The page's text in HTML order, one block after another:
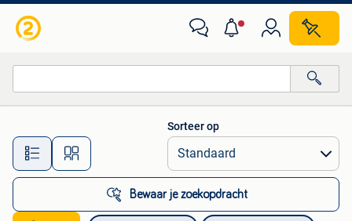
Alle afstanden…
Sorteer op
Bewaar je zoekopdracht